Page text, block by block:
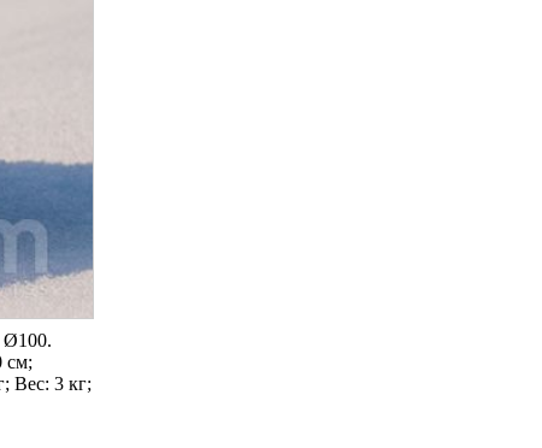
Ø100.
cм;
Вес: 3 кг;